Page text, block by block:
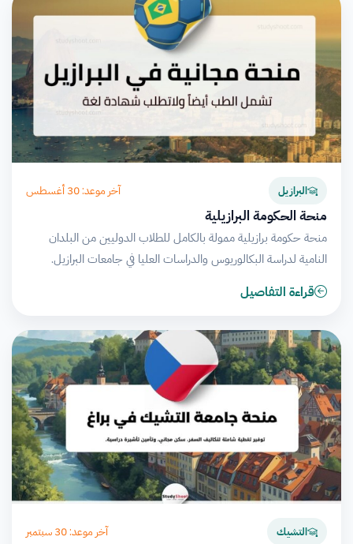
البرازيل آخر موعد: 30 أغسطس
منحة الحكومة البرازيلية
منحة حكومة برازيلية ممولة بالكامل للطلاب الدوليين من البلدان
النامية لدراسة البكالوريوس والدراسات العليا في جامعات البرازيل.
قراءة التفاصيل
التشيك آخر موعد: 30 سبتمبر